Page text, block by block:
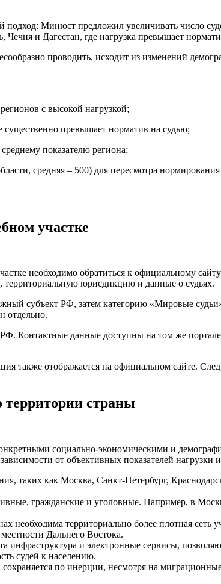
Минюст предложил увеличивать число
Чечня и Дагестан, где нагрузка превышает
проводить, исходит из изменений
с высокой нагрузкой;
существенно превышает норматив на судью;
показателю региона;
средняя – 500) для пересмотра
участке
необходимо обратиться к официальному
территориальную юрисдикцию и данные о судьях.
субъект РФ, затем категорию «Мировые
отдельно.
Контактные данные доступны на том же
также отображается на официальном сайте.
страны
социально-экономическими и
от объективных показателей нагрузки
таких как Москва, Санкт-Петербург,
гражданские и уголовные. Например, в
необходима территориально более плотная сеть
Дальнего Востока.
инфраструктура и электронные сервисы,
судей к населению.
сохраняется по инерции, несмотря на